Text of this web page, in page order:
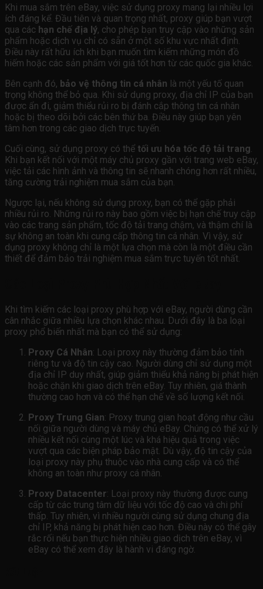
Khi mua sắm trên eBay, việc sử dụng proxy mang lại nhiều lợi
ích đáng kể. Đầu tiên và quan trọng nhất, proxy giúp bạn vượt
qua các hạn chế địa lý, cho phép bạn truy cập vào những sản
phẩm hoặc dịch vụ chỉ có sẵn ở một số khu vực nhất định.
Điều này rất hữu ích khi bạn muốn tìm kiếm những món đồ
hiếm hoặc các sản phẩm với giá tốt hơn từ các quốc gia khác.
Bên cạnh đó, bảo vệ thông tin cá nhân là một yếu tố quan
trọng không thể bỏ qua. Khi sử dụng proxy, địa chỉ IP của bạn
được ẩn đi, giảm thiểu rủi ro bị đánh cắp thông tin cá nhân
hoặc bị theo dõi bởi các bên thứ ba. Điều này giúp bạn yên
tâm hơn trong các giao dịch trực tuyến.
Cuối cùng, sử dụng proxy có thể tối ưu hóa tốc độ tải trang.
Khi bạn kết nối với một máy chủ proxy gần với trang web eBay,
việc tải các hình ảnh và thông tin sẽ nhanh chóng hơn rất nhiều,
tăng cường trải nghiệm mua sắm của bạn.
Ngược lại, nếu không sử dụng proxy, bạn có thể gặp phải
nhiều rủi ro. Những rủi ro này bao gồm việc bị hạn chế truy cập
vào các trang sản phẩm, tốc độ tải trang chậm, và thậm chí là
sự không an toàn khi cung cấp thông tin cá nhân. Vì vậy, sử
dụng proxy không chỉ là một lựa chọn mà còn là một điều cần
thiết để đảm bảo trải nghiệm mua sắm trực tuyến tốt nhất.
Khi tìm kiếm các loại proxy phù hợp với eBay, người dùng cần
cân nhắc giữa nhiều lựa chọn khác nhau. Dưới đây là ba loại
proxy phổ biến nhất mà bạn có thể sử dụng:
Proxy Cá Nhân: Loại proxy này thường đảm bảo tính
riêng tư và độ tin cậy cao. Người dùng chỉ sử dụng một
địa chỉ IP duy nhất, giúp giảm thiểu khả năng bị phát hiện
hoặc chặn khi giao dịch trên eBay. Tuy nhiên, giá thành
thường cao hơn và có thể hạn chế về số lượng kết nối.
Proxy Trung Gian: Proxy trung gian hoạt động như cầu
nối giữa người dùng và máy chủ eBay. Chúng có thể xử lý
nhiều kết nối cùng một lúc và khá hiệu quả trong việc
vượt qua các biện pháp bảo mật. Dù vậy, độ tin cậy của
loại proxy này phụ thuộc vào nhà cung cấp và có thể
không an toàn như proxy cá nhân.
Proxy Datacenter: Loại proxy này thường được cung
cấp từ các trung tâm dữ liệu với tốc độ cao và chi phí
thấp. Tuy nhiên, vì nhiều người cùng sử dụng chung địa
chỉ IP, khả năng bị phát hiện cao hơn. Điều này có thể gây
rắc rối nếu bạn thực hiện nhiều giao dịch trên eBay, vì
eBay có thể xem đây là hành vi đáng ngờ.